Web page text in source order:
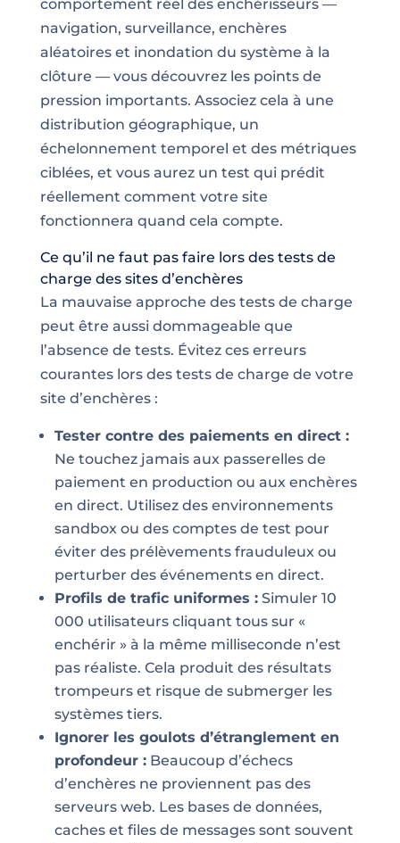
comportement réel des enchérisseurs —
navigation, surveillance, enchères
aléatoires et inondation du système à la
clôture — vous découvrez les points de
pression importants. Associez cela à une
distribution géographique, un
échelonnement temporel et des métriques
ciblées, et vous aurez un test qui prédit
réellement comment votre site
fonctionnera quand cela compte.
Ce qu’il ne faut pas faire lors des tests de
charge des sites d’enchères
La mauvaise approche des tests de charge
peut être aussi dommageable que
l’absence de tests. Évitez ces erreurs
courantes lors des tests de charge de votre
site d’enchères :
Tester contre des paiements en direct :
Ne touchez jamais aux passerelles de
paiement en production ou aux enchères
en direct. Utilisez des environnements
sandbox ou des comptes de test pour
éviter des prélèvements frauduleux ou
perturber des événements en direct.
Profils de trafic uniformes :Simuler 10
000 utilisateurs cliquant tous sur «
enchérir » à la même milliseconde n’est
pas réaliste. Cela produit des résultats
trompeurs et risque de submerger les
systèmes tiers.
Ignorer les goulots d’étranglement en
profondeur :Beaucoup d’échecs
d’enchères ne proviennent pas des
serveurs web. Les bases de données,
caches et files de messages sont souvent